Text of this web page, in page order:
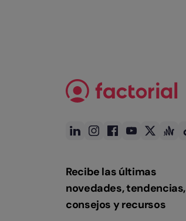
Recibe las últimas
novedades, tendencias,
consejos y recursos